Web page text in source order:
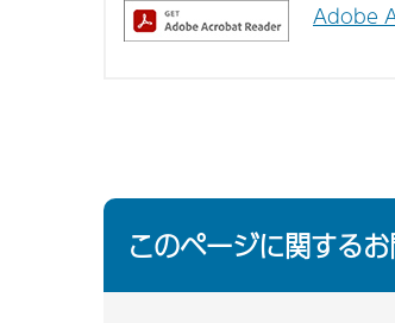
Adobe
このページに関する